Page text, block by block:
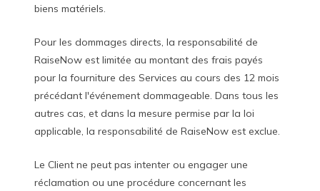
biens matériels.
Pour les dommages directs, la responsabilité de
RaiseNow est limitée au montant des frais payés
pour la fourniture des Services au cours des 12 mois
précédant l'événement dommageable. Dans tous les
autres cas, et dans la mesure permise par la loi
applicable, la responsabilité de RaiseNow est exclue.
Le Client ne peut pas intenter ou engager une
réclamation ou une procédure concernant les